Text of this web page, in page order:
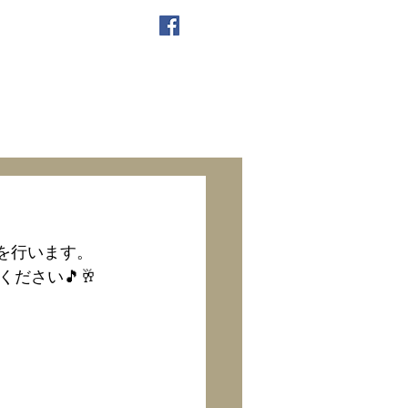
います。
ださい🎵🥂